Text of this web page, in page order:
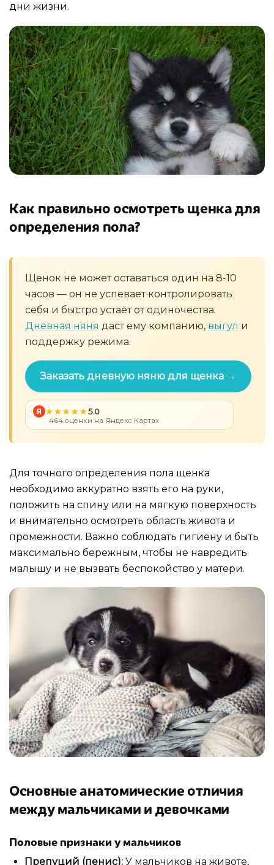
дни жизни.
Как правильно осмотреть щенка для
определения пола?
Щенок не может оставаться один на 8-10
часов — он не успевает контролировать
себя и быстро устаёт от одиночества.
Дневная няня даст ему компанию, выгул и
поддержку режима.
Заказать дневную няню для щенка →
Я 5.0
464 оценки на Яндекс Картах
Для точного определения пола щенка
необходимо аккуратно взять его на руки,
положить на спину или на мягкую поверхность
и внимательно осмотреть область живота и
промежности. Важно соблюдать гигиену и быть
максимально бережным, чтобы не навредить
малышу и не вызвать беспокойство у матери.
Основные анатомические отличия
между мальчиками и девочками
Половые признаки у мальчиков
Препуций (пенис): У мальчиков на животе,